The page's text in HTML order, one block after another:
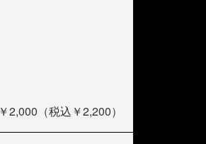
￥2,000（税込￥2,200）